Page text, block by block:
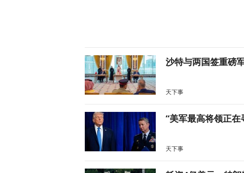
沙特与两国签重磅
天下事
“美军最高将领正在
天下事